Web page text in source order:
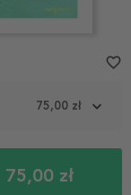
75,00 zł
75,00 zł
favorite_border